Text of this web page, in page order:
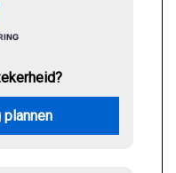
plannen